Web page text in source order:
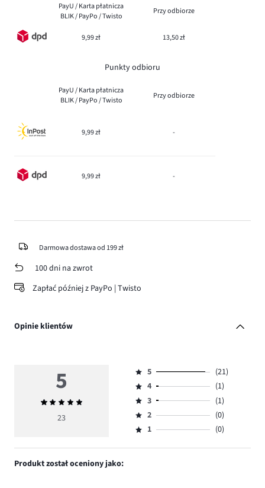
PayU / Karta płatnicza
BLIK / PayPo / Twisto
Przy odbiorze
9,99 zł 13,50 zł
Punkty odbioru
PayU / Karta płatnicza
BLIK / PayPo / Twisto
Przy odbiorze
9,99 zł -
9,99 zł -
Darmowa dostawa od 199 zł
100 dni na zwrot
Zapłać później z PayPo | Twisto
Opinie klientów
5
Średnia
ocena
23
Ocena
5,
ilość
głosów
21.
5
(21)
Ocena
4,
ilość
głosów
4
(1)
Ocena
3,
ilość
3
(1)
Ocena
2,
2
(0)
Ocena
1,
1 (0)
Produkt został oceniony jako: